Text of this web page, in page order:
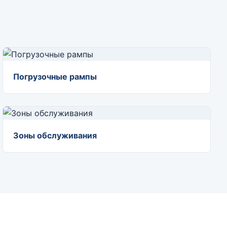
Погрузочные рампы
Зоны обслуживания